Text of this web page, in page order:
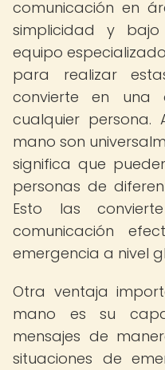
comunicación en
simplicidad y
equipo
para realizar
convierte en una
cualquier persona.
mano son
significa que
personas de
Esto las
comunicación
emergencia a nivel
Otra ventaja
mano es su
mensajes de
situaciones de